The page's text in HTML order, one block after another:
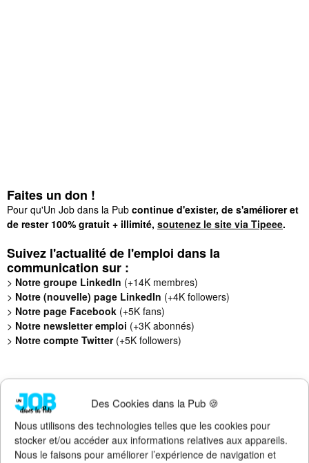
Des Cookies dans la Pub 🍪
Nous utilisons des technologies telles que les cookies pour
stocker et/ou accéder aux informations relatives aux appareils.
Nous le faisons pour améliorer l’expérience de navigation et
Faites un don !
Pour qu'Un Job dans la Pub continue d'exister, de s'améliorer et
de rester 100% gratuit + illimité, soutenez le site via Tipeee.
Suivez l'actualité de l'emploi dans la
communication sur :
> Notre groupe LinkedIn (+14K membres)
> Notre (nouvelle) page LinkedIn (+4K followers)
> Notre page Facebook (+5K fans)
> Notre newsletter emploi (+3K abonnés)
> Notre compte Twitter(+5K followers)